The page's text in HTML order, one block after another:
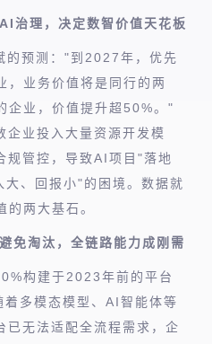
治理，决定数智价值天花板
预测："到2027年，优先
，业务价值将是同行的两
企业，价值提升超50%。"
企业投入大量资源开发模
规管控，导致AI项目"落地
、回报小"的困境。数据就
两大基石。
免淘汰，全链路能力成刚需
构建于2023年前的平台
多模态模型、AI智能体等
已无法适配全流程需求，企